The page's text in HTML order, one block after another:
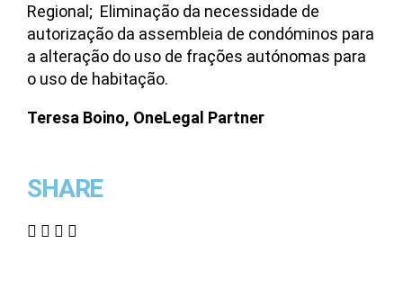
Regional; Eliminação da necessidade de
autorização da assembleia de condóminos para
a alteração do uso de frações autónomas para
o uso de habitação.
Teresa Boino, OneLegal Partner
SHARE